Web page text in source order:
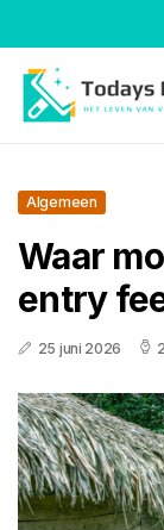
Algemeen
Waar
entry
25 juni 2026